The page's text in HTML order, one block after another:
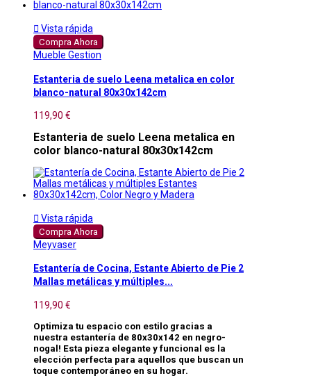
 Vista rápida
Compra Ahora
Mueble Gestion
Estanteria de suelo Leena metalica en color
blanco-natural 80x30x142cm
119,90 €
Estanteria de suelo Leena metalica en
color blanco-natural 80x30x142cm
 Vista rápida
Compra Ahora
Meyvaser
Estantería de Cocina, Estante Abierto de Pie 2
Mallas metálicas y múltiples...
119,90 €
Optimiza tu espacio con estilo gracias a
nuestra estantería de 80x30x142 en negro-
nogal! Esta pieza elegante y funcional es la
elección perfecta para aquellos que buscan un
toque contemporáneo en su hogar.